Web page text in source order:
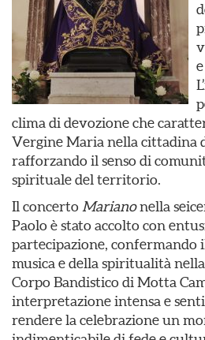
clima di devozione che
Vergine Maria nella cittadina
rafforzando il senso di
spirituale del territorio.
Il concerto Marianonella
Paolo è stato accolto con
partecipazione, confermando
musica e della spiritualità
Corpo Bandistico di Motta
interpretazione intensa e
rendere la celebrazione un